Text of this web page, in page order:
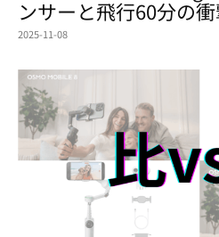
ンサーと飛行60分の
2025-11-08